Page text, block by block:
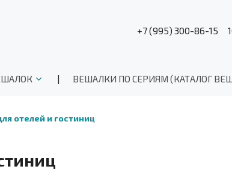
+7 (995) 300-86-15
ВЕШАЛКИ ПО СЕРИЯМ (КАТАЛОГ
отелей и гостиниц